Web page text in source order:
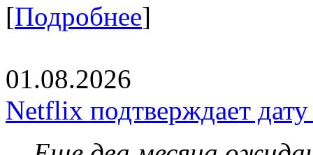
[Подробнее]
01.08.2026
Netflix подтверждает